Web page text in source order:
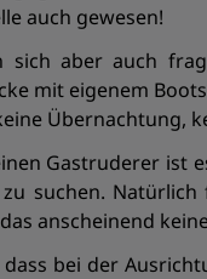
auch gewesen!
sich aber auch
mit eigenem
Übernachtung,
Gastruderer ist
suchen.
anscheinend
bei der